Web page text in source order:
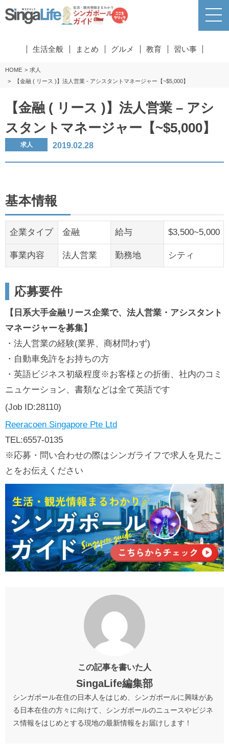
生活全般 まとめ グルメ 教育 習い事
HOME
求人
【金融 ( リース )】法人営業 - アシスタントマネージャー【~$5,000】
【金融 ( リース )】法人営業 – アシ
スタントマネージャー【~$5,000】
求人 2019.02.28
基本情報
企業タイプ 金融 給与 $3,500~5,000
事業内容 法人営業 勤務地 シティ
応募要件
【日系大手金融リース企業で、法人営業・アシスタント
マネージャーを募集】
・法人営業の経験(業界、商材問わず)
・自動車免許をお持ちの方
・英語ビジネス初級程度※お客様との折衝、社内のコミ
ニュケーション、書類などは全て英語です
(Job ID:28110)
Reeracoen Singapore Pte Ltd
TEL:6557-0135
※応募・問い合わせの際はシンガライフで求人を見たこ
とをお伝えください
この記事を書いた人
SingaLife編集部
シンガポール在住の日本人をはじめ、シンガポールに興味があ
る日本在住の方々に向けて、シンガポールのニュースやビジネ
ス情報をはじめとする現地の最新情報をお届けします！